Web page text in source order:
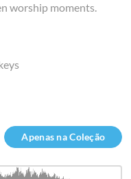
worship moments.
Apenas na Coleção